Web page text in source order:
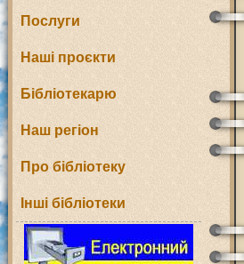
Послуги
Наші проєкти
Бібліотекарю
Наш регіон
Про бібліотеку
Інші бібліотеки